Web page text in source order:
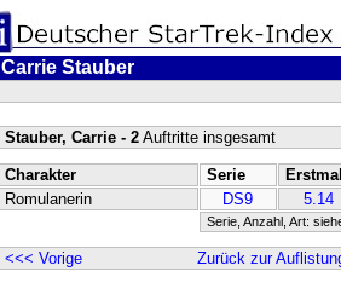
Carrie Stauber
Stauber, Carrie - 2Auftritte insgesamt
Charakter Serie
Romulanerin
DS9 5.14
Serie, Anzahl, Art:
<<< Vorige Zurück zur